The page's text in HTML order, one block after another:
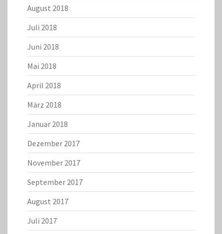
August 2018
Juli 2018
Juni 2018
Mai 2018
April 2018
März 2018
Januar 2018
Dezember 2017
November 2017
September 2017
August 2017
Juli 2017